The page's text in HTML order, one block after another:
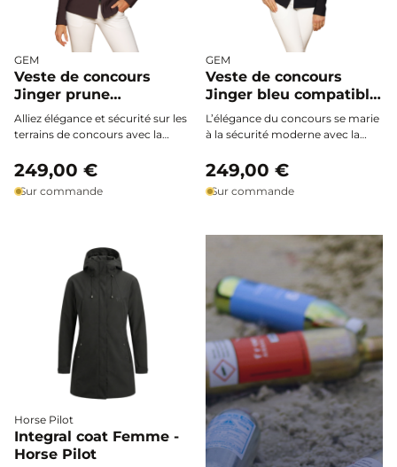
GEM
Veste de concours
Jinger prune
compatible airbag -
GEM
Alliez élégance et sécurité sur les
terrains de concours avec la
spécialement conçue pour
accueillir un airbag sous sa
coupe cintrée et stretch, sans
249,00 €
Sur commande
GEM
Veste de concours
Jinger bleu compatible
airbag - GEM
L’élégance du concours se marie
à la sécurité moderne avec la
compatible airbag. Sa coupe
cintrée, sa matière extensible et
ses finitions raffinées vous offrent
249,00 €
Sur commande
Horse Pilot
Integral coat Femme -
Horse Pilot